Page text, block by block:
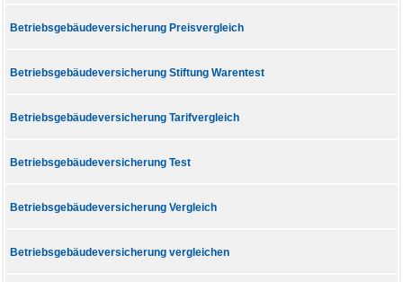
Betriebsgebäudeversicherung Preisvergleich
Betriebsgebäudeversicherung Stiftung Warentest
Betriebsgebäudeversicherung Tarifvergleich
Betriebsgebäudeversicherung Test
Betriebsgebäudeversicherung Vergleich
Betriebsgebäudeversicherung vergleichen